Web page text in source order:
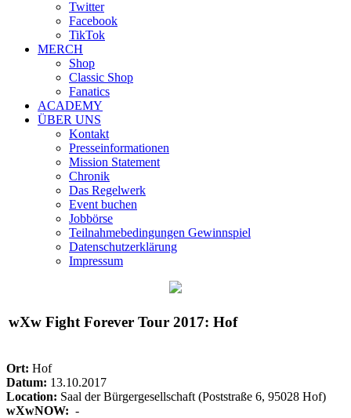
Twitter
Facebook
TikTok
MERCH
Shop
Classic Shop
Fanatics
ACADEMY
ÜBER UNS
Kontakt
Presseinformationen
Mission Statement
Chronik
Das Regelwerk
Event buchen
Jobbörse
Teilnahmebedingungen Gewinnspiel
Datenschutzerklärung
Impressum
wXw Fight Forever Tour 2017: Hof
Ort: Hof
Datum: 13.10.2017
Location: Saal der Bürgergesellschaft (Poststraße 6, 95028 Hof)
wXwNOW: -